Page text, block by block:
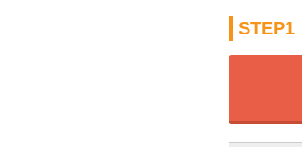
STEP1